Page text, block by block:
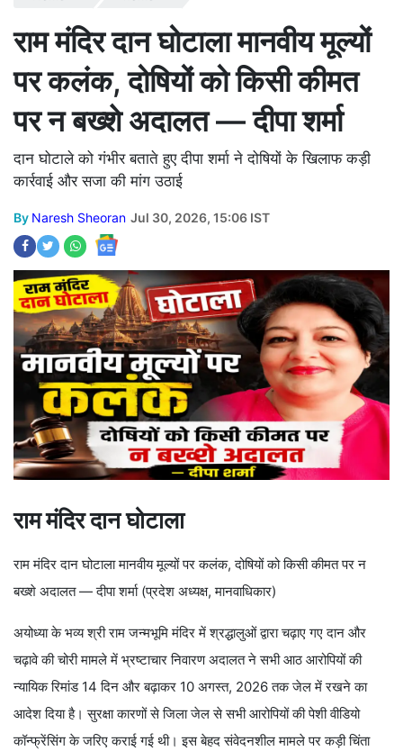
राम मंदिर दान घोटाला मानवीय मूल्यों
पर कलंक, दोषियों को किसी कीमत
पर न बख्शे अदालत — दीपा शर्मा
दान घोटाले को गंभीर बताते हुए दीपा शर्मा ने दोषियों के खिलाफ कड़ी
कार्रवाई और सजा की मांग उठाई
By Naresh Sheoran Jul 30, 2026, 15:06 IST
राम मंदिर दान घोटाला
राम मंदिर दान घोटाला मानवीय मूल्यों पर कलंक, दोषियों को किसी कीमत पर न
बख्शे अदालत — दीपा शर्मा (प्रदेश अध्यक्ष, मानवाधिकार)
अयोध्या के भव्य श्री राम जन्मभूमि मंदिर में श्रद्धालुओं द्वारा चढ़ाए गए दान और
चढ़ावे की चोरी मामले में भ्रष्टाचार निवारण अदालत ने सभी आठ आरोपियों की
न्यायिक रिमांड 14 दिन और बढ़ाकर 10 अगस्त, 2026 तक जेल में रखने का
आदेश दिया है। सुरक्षा कारणों से जिला जेल से सभी आरोपियों की पेशी वीडियो
कॉन्फ्रेंसिंग के जरिए कराई गई थी। इस बेहद संवेदनशील मामले पर कड़ी चिंता